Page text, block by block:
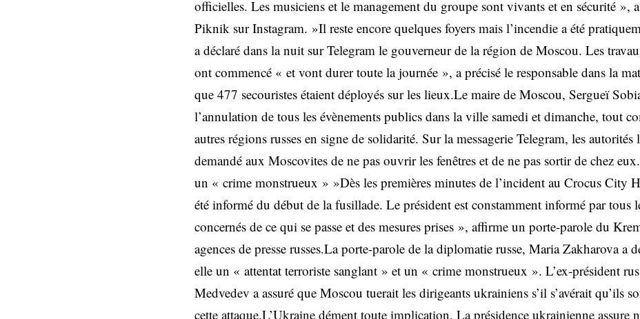
officielles. Les musiciens et le management du groupe sont vivants et en sécurité »,
Piknik sur Instagram. »Il reste encore quelques foyers mais l’incendie a été
a déclaré dans la nuit sur Telegram le gouverneur de la région de Moscou. Les
ont commencé « et vont durer toute la journée », a précisé le responsable dans la
que 477 secouristes étaient déployés sur les lieux.Le maire de Moscou, Sergueï
l’annulation de tous les évènements publics dans la ville samedi et dimanche, tout
autres régions russes en signe de solidarité. Sur la messagerie Telegram, les autorités
demandé aux Moscovites de ne pas ouvrir les fenêtres et de ne pas sortir de chez
un « crime monstrueux » »Dès les premières minutes de l’incident au Crocus City
été informé du début de la fusillade. Le président est constamment informé par tous
concernés de ce qui se passe et des mesures prises », affirme un porte-parole du
agences de presse russes.La porte-parole de la diplomatie russe, Maria Zakharova a
elle un « attentat terroriste sanglant » et un « crime monstrueux ». L’ex-président
Medvedev a assuré que Moscou tuerait les dirigeants ukrainiens s’il s’avérait qu’ils
cette attaque.L’Ukraine dément toute implication. La présidence ukrainienne assure